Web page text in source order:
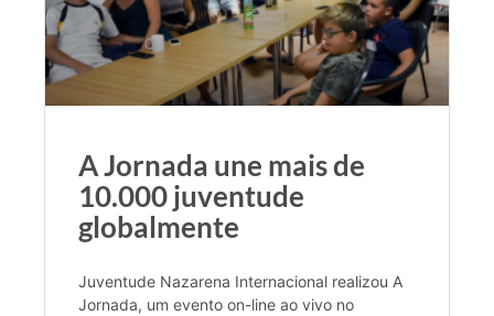
A Jornada une mais de
10.000 juventude
globalmente
Juventude Nazarena Internacional realizou A
Jornada, um evento on-line ao vivo no